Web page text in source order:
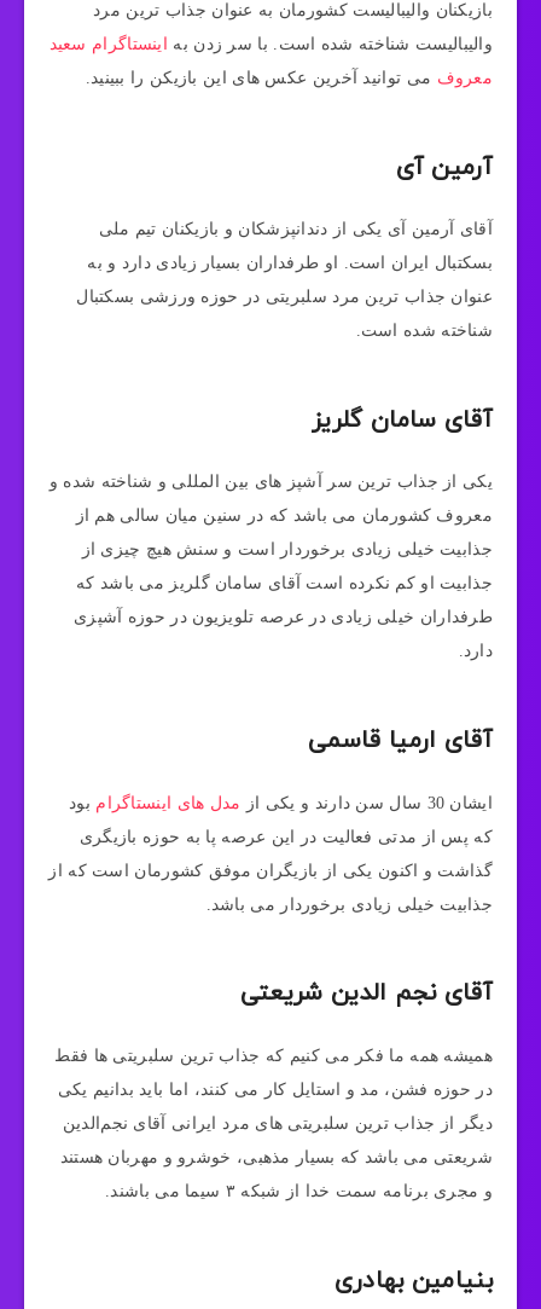
بازیکنان والیبالیست کشورمان به عنوان جذاب ترین مرد
والیبالیست شناخته شده است. با سر زدن به
اینستاگرام سعید
معروف می توانید آخرین عکس های این بازیکن را ببینید.
آرمین آی
آقای آرمین آی یکی از دندانپزشکان و بازیکنان تیم ملی
بسکتبال ایران است. او طرفداران بسیار زیادی دارد و به
عنوان جذاب ترین مرد سلبریتی در حوزه ورزشی بسکتبال
شناخته شده است.
آقای سامان گلریز
یکی از جذاب ترین سر آشپز های بین المللی و شناخته شده و
معروف کشورمان می باشد که در سنین میان سالی هم از
جذابیت خیلی زیادی برخوردار است و سنش هیچ چیزی از
جذابیت او کم نکرده است آقای سامان گلریز می باشد که
طرفداران خیلی زیادی در عرصه تلویزیون در حوزه آشپزی
دارد.
آقای ارمیا قاسمی
ایشان 30 سال سن دارند و یکی از مدل‌ های اینستاگرام بود
که پس از مدتی فعالیت در این عرصه پا به حوزه بازیگری
گذاشت و اکنون یکی از بازیگران موفق کشورمان است که از
جذابیت خیلی زیادی برخوردار می باشد.
آقای نجم الدین شریعتی
همیشه همه ما فکر می کنیم که جذاب ترین سلبریتی ها فقط
در حوزه فشن، مد و استایل کار می‌ کنند، اما باید بدانیم یکی
دیگر از جذاب ترین سلبریتی های مرد ایرانی آقای نجم‌الدین
شریعتی می باشد که بسیار مذهبی، خوشرو و مهربان هستند
و مجری برنامه سمت خدا از شبکه ۳ سیما می باشند.
بنیامین بهادری